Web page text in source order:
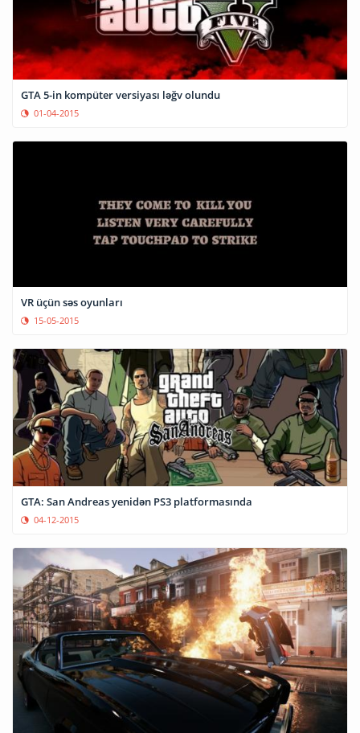
GTA 5-in kompüter versiyası ləğv olundu
01-04-2015
VR üçün səs oyunları
15-05-2015
GTA: San Andreas yenidən PS3 platformasında
04-12-2015